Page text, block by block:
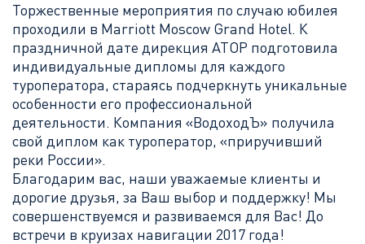
Торжественные мероприятия по случаю юбилея
проходили в Marriott Moscow Grand Hotel. К
праздничной дате дирекция АТОР подготовила
индивидуальные дипломы для каждого
туроператора, стараясь подчеркнуть уникальные
особенности его профессиональной
деятельности. Компания «ВодоходЪ» получила
свой диплом как туроператор, «приручивший
реки России».
Благодарим вас, наши уважаемые клиенты и
дорогие друзья, за Ваш выбор и поддержку! Мы
совершенствуемся и развиваемся для Вас! До
встречи в круизах навигации 2017 года!